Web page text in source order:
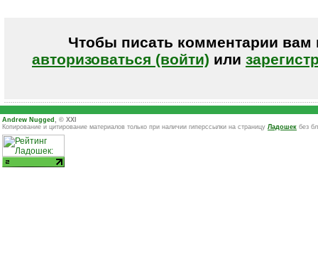
Чтобы писать комментарии вам
авторизоваться (войти) или
Andrew Nugged , © XXI
Копирование и цитирование материалов только при наличии гиперссылки на страницу Ладошек без